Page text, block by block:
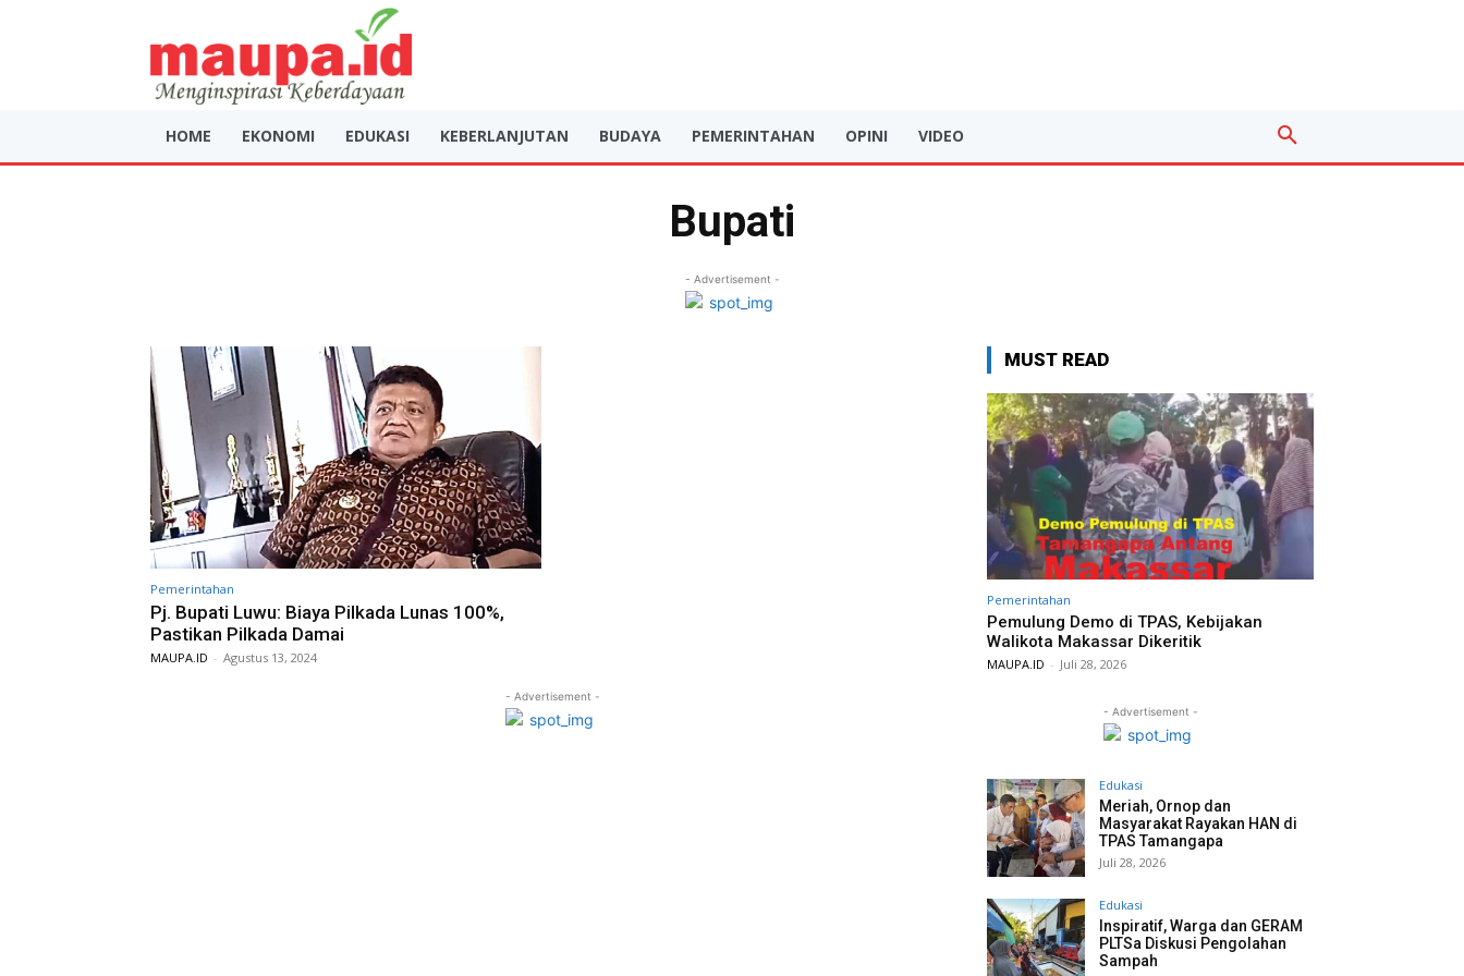
HOME EKONOMI EDUKASI KEBERLANJUTAN BUDAYA PEMERINTAHAN OPINI VIDEO
Bupati
- Advertisement -
Pemerintahan
Pj. Bupati Luwu: Biaya Pilkada Lunas 100%,
Pastikan Pilkada Damai
MAUPA.ID - Agustus 13, 2024
- Advertisement -
MUST READ
Pemerintahan
Pemulung Demo di TPAS, Kebijakan
Walikota Makassar Dikeritik
MAUPA.ID - Juli 28, 2026
- Advertisement -
Edukasi
Meriah, Ornop dan
Masyarakat Rayakan HAN di
TPAS Tamangapa
Juli 28, 2026
Edukasi
Inspiratif, Warga dan GERAM
PLTSa Diskusi Pengolahan
Sampah